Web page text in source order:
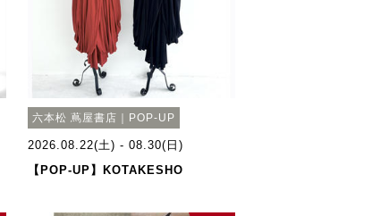
六本松 蔦屋書店｜POP-UP
2026.08.22(土) - 08.30(日)
【POP-UP】KOTAKESHO